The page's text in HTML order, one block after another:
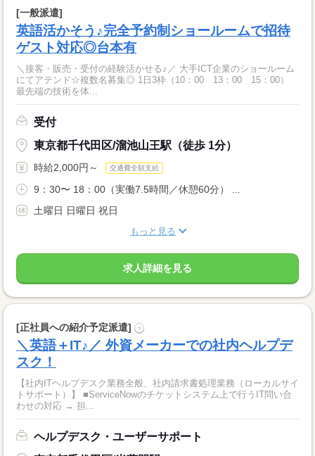
[一般派遣]
英語活かそう♪完全予約制ショールームで招待
ゲスト対応◎台本有
＼接客・販売・受付の経験活かせる♪／ 大手ICT企業のショールーム
にてアテンド☆複数名募集◎ 1日3枠（10：00 13：00 15：00）
最先端の技術を体...
受付
東京都千代田区/溜池山王駅（徒歩 1分）
時給2,000円～ 交通費全額支給
9：30〜 18：00（実働7.5時間／休憩60分） ...
土曜日 日曜日 祝日
もっと見る
求人詳細を見る
[正社員への紹介予定派遣] ?
＼英語＋IT♪／ 外資メーカーでの社内ヘルプデ
スク！
【社内ITヘルプデスク業務全般、社内請求書処理業務（ローカルサイ
トサポート）】 ■ServiceNowのチケットシステム上で行うIT問い合
わせの対応 → 担...
ヘルプデスク・ユーザーサポート